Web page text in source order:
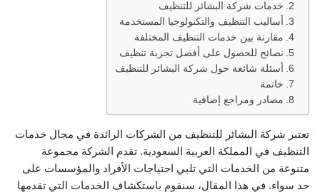
خدمات شركة البشائر للتنظيف
أساليب التنظيف والتكنولوجيا المستخدمة
مقارنة بين خدمات التنظيف المختلفة
نصائح للحصول على أفضل تجربة تنظيف
أسئلة شائعة حول شركة البشائر للتنظيف
خاتمة
مصادر ومراجع إضافية
تعتبر شركة البشائر للتنظيف من الشركات الرائدة في مجال خدمات
التنظيف في المملكة العربية السعودية. تقدم الشركة مجموعة
متنوعة من الخدمات التي تلبي احتياجات الأفراد والمؤسسات على
حد سواء. في هذا المقال، سنقوم باستكشاف الخدمات التي تقدمها